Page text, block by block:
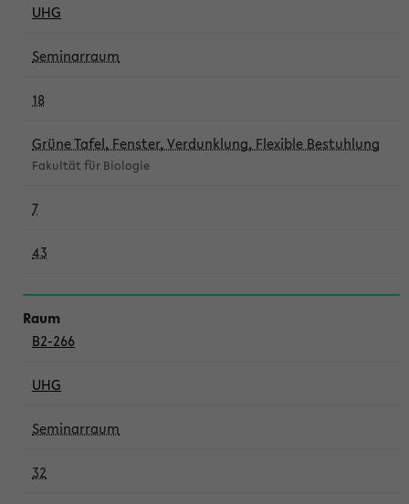
UHG
Seminarraum
18
Grüne Tafel, Fenster, Verdunklung, Flexible Bestuhlung
Fakultät für Biologie
7
43
B2-266
UHG
Seminarraum
32